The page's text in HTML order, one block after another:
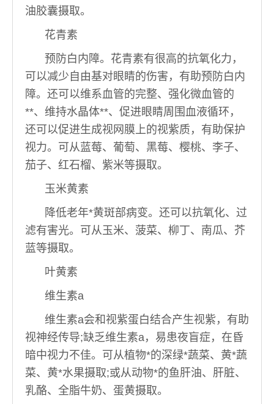
油胶囊摄取。
花青素
预防白内障。花青素有很高的抗氧化力，
可以减少自由基对眼睛的伤害，有助预防白内
障。还可以维系血管的完整、强化微血管的
**、维持水晶体**、促进眼睛周围血液循环，
还可以促进生成视网膜上的视紫质，有助保护
视力。可从蓝莓、葡萄、黑莓、樱桃、李子、
茄子、红石榴、紫米等摄取。
玉米黄素
降低老年*黄斑部病变。还可以抗氧化、过
滤有害光。可从玉米、菠菜、柳丁、南瓜、芥
蓝等摄取。
叶黄素
维生素a
维生素a会和视紫蛋白结合产生视紫，有助
视神经传导;缺乏维生素a，易患夜盲症，在昏
暗中视力不佳。可从植物*的深绿*蔬菜、黄*蔬
菜、黄*水果摄取;或从动物*的鱼肝油、肝脏、
乳酪、全脂牛奶、蛋黄摄取。